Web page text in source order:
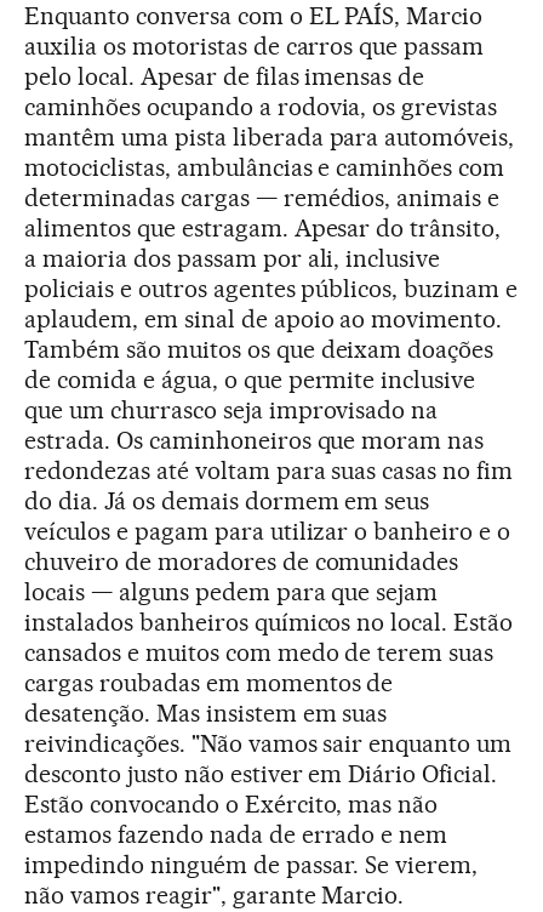
Enquanto conversa com o EL PAÍS, Marcio
auxilia os motoristas de carros que passam
pelo local. Apesar de filas imensas de
caminhões ocupando a rodovia, os grevistas
mantêm uma pista liberada para automóveis,
motociclistas, ambulâncias e caminhões com
determinadas cargas — remédios, animais e
alimentos que estragam. Apesar do trânsito,
a maioria dos passam por ali, inclusive
policiais e outros agentes públicos, buzinam e
aplaudem, em sinal de apoio ao movimento.
Também são muitos os que deixam doações
de comida e água, o que permite inclusive
que um churrasco seja improvisado na
estrada. Os caminhoneiros que moram nas
redondezas até voltam para suas casas no fim
do dia. Já os demais dormem em seus
veículos e pagam para utilizar o banheiro e o
chuveiro de moradores de comunidades
locais — alguns pedem para que sejam
instalados banheiros químicos no local. Estão
cansados e muitos com medo de terem suas
cargas roubadas em momentos de
desatenção. Mas insistem em suas
reivindicações. "Não vamos sair enquanto um
desconto justo não estiver em Diário Oficial.
Estão convocando o Exército, mas não
estamos fazendo nada de errado e nem
impedindo ninguém de passar. Se vierem,
não vamos reagir", garante Marcio.